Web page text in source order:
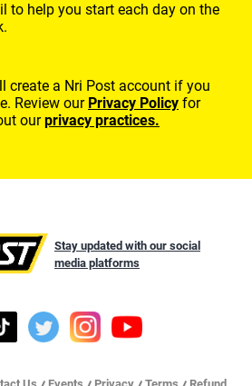
to help you start each day on the
create a Nri Post account if you
Review our Privacy Policy for
ourprivacy practices.
Stay updated with our social
media platforms